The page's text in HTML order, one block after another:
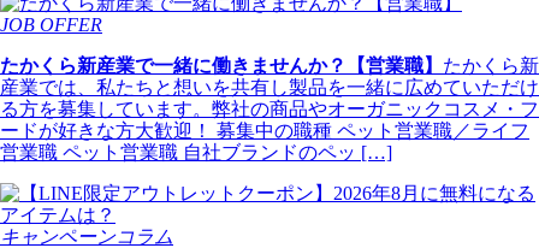
JOB OFFER
たかくら新産業で一緒に働きませんか？【営業職】 たかくら新
産業では、私たちと想いを共有し製品を一緒に広めていただけ
る方を募集しています。弊社の商品やオーガニックコスメ・フ
ードが好きな方大歓迎！ 募集中の職種 ペット営業職／ライフ
営業職 ペット営業職 自社ブランドのペッ […]
キャンペーンコラム